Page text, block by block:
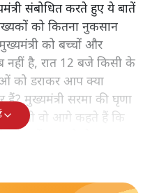
संबोधित करते हुए ये बातें
को कितना नुकसान
को बच्चों और
नहीं है, रात 12 बजे किसी के
को डराकर आप क्या
मुख्यमंत्री सरमा की घृणा
रुकती वो आगे कहते हैं कि